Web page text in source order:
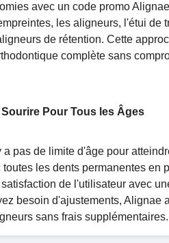
avec un code promo
les aligneurs, l'étui de
de rétention. Cette
complète sans
Pour Tous les Âges
pas de limite d'âge pour
les dents permanentes en
de l'utilisateur avec
besoin d'ajustements, Alignae
sans frais supplémentaires.